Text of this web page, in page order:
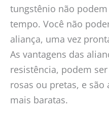
tungstênio não
tempo. Você não
aliança, uma vez
As vantagens das
resistência, podem
rosas ou pretas, e são
mais baratas.